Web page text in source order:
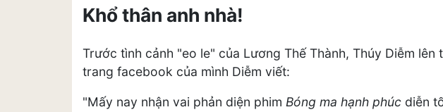
Khổ thân anh nhà!
Trước tình cảnh "eo le" của Lương Thế Thành, Thúy Diễm lên
trang facebook của mình Diễm viết:
"Mấy nay nhận vai phản diện phim Bóng ma hạnh phúc diễn